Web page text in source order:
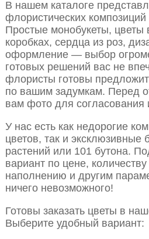
В нашем каталоге
флористических
Простые монобукеты, цветы
коробках, сердца из роз,
оформление — выбор
готовых решений вас не
флористы готовы
по вашим задумкам. Перед
вам фото для согласования
У нас есть как недорогие
цветов, так и эксклюзивные
растений или 101 бутона.
вариант по цене,
наполнению и другим
ничего невозможного!
Готовы заказать цветы в
Выберите удобный вариант: